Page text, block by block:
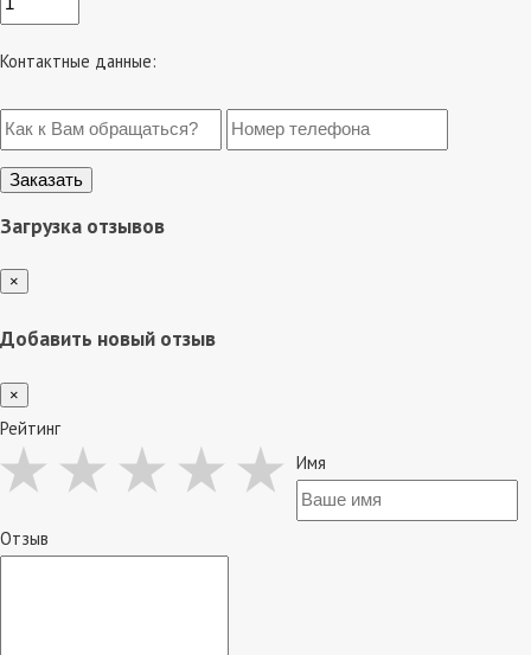
Контактные данные:
Загрузка отзывов
×
Добавить новый отзыв
×
Рейтинг
Имя
Отзыв